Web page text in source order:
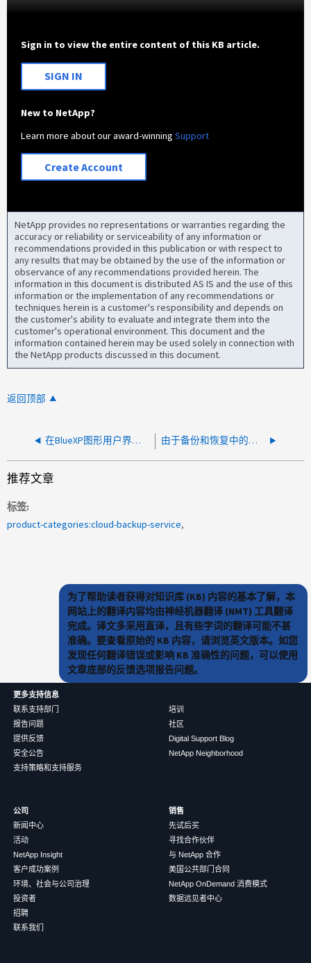
Sign in to view the entire content of this KB article.
SIGN IN
New to NetApp?
Learn more about our award-winningSupport
Create Account
NetApp provides no representations or warranties regarding the
accuracy or reliability or serviceability of any information or
recommendations provided in this publication or with respect to
any results that may be obtained by the use of the information or
observance of any recommendations provided herein. The
information in this document is distributed AS IS and the use of this
information or the implementation of any recommendations or
techniques herein is a customer's responsibility and depends on
the customer's ability to evaluate and integrate them into the
customer's operational environment. This document and the
information contained herein may be used solely in connection with
the NetApp products discussed in this document.
返回顶部
在BlueXP图形用户界面中出现整体运行时的减分 由于备份和恢复中的服务器故障错误，无法获取备份快照
推荐文章
标签
product-categories:cloud-backup-service
为了帮助读者获得对知识库 (KB) 内容的基本了解，本
网站上的翻译内容均由神经机器翻译 (NMT) 工具翻译
完成。译文多采用直译，且有些字词的翻译可能不甚
准确。要查看原始的 KB 内容，请浏览英文版本。如您
发现任何翻译错误或影响 KB 准确性的问题，可以使用
文章底部的反馈选项报告问题。
更多支持信息
联系支持部门
报告问题
提供反馈
安全公告
支持策略和支持服务
培训
社区
Digital Support Blog
NetApp Neighborhood
公司
新闻中心
活动
NetApp Insight
客户成功案例
环境、社会与公司治理
投资者
招聘
联系我们
销售
先试后买
寻找合作伙伴
与 NetApp 合作
美国公共部门合同
NetApp OnDemand 消费模式
数据远见者中心